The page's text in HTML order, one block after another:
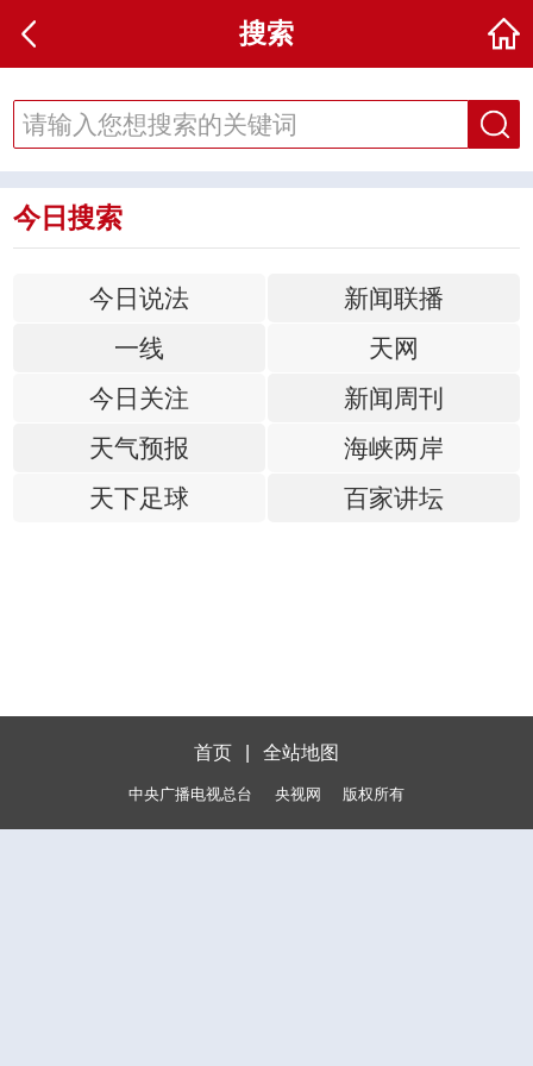
搜索
今日搜索
今日说法
新闻联播
一线
天网
今日关注
新闻周刊
天气预报
海峡两岸
天下足球
百家讲坛
首页 全站地图
中央广播电视总台 央视网 版权所有